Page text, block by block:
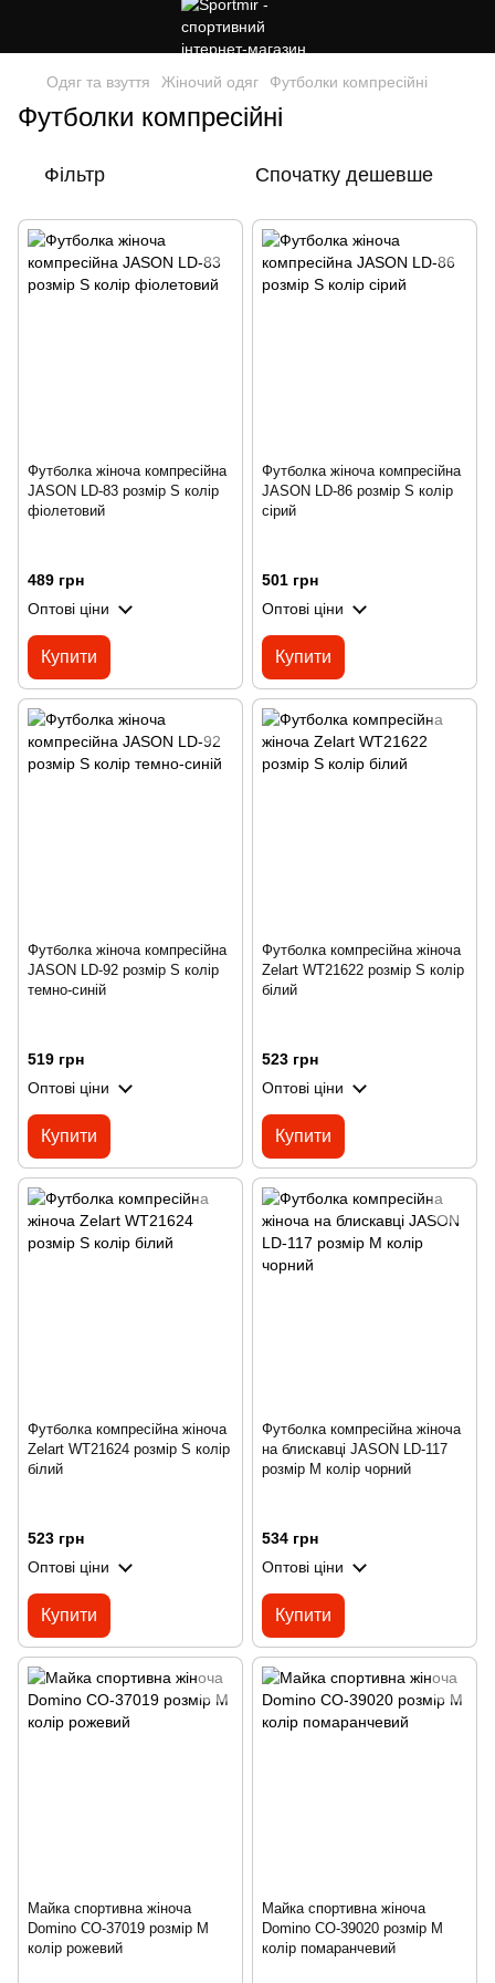
Одяг та взуття Жіночий одяг Футболки компресійні
Футболки компресійні
Фільтр Спочатку дешевше
Футболка жіноча компресійна
JASON LD-83 розмір S колір
фіолетовий
489 грн
Оптові ціни
Купити
Футболка жіноча компресійна
JASON LD-86 розмір S колір
сірий
501 грн
Оптові ціни
Купити
Футболка жіноча компресійна
JASON LD-92 розмір S колір
темно-синій
519 грн
Оптові ціни
Купити
Футболка компресійна жіноча
Zelart WT21622 розмір S колір
білий
523 грн
Оптові ціни
Купити
Футболка компресійна жіноча
Zelart WT21624 розмір S колір
білий
523 грн
Оптові ціни
Купити
Футболка компресійна жіноча
на блискавці JASON LD-117
розмір M колір чорний
534 грн
Оптові ціни
Купити
Майка спортивна жіноча
Domino CO-37019 розмір M
колір рожевий
Майка спортивна жіноча
Domino CO-39020 розмір M
колір помаранчевий